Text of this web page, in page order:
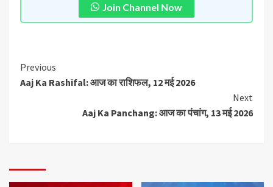
Join Channel Now
Previous
Aaj Ka Rashifal: आज का राशिफल, 12 मई 2026
Next
Aaj Ka Panchang: आज का पंचांग, 13 मई 2026